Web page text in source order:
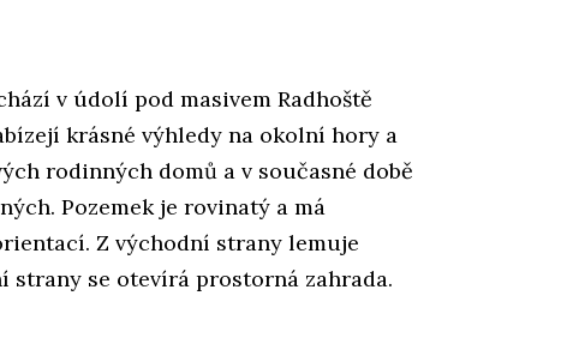
v údolí pod masivem Radhoště
krásné výhledy na okolní hory a
rodinných domů a v současné době
Pozemek je rovinatý a má
Z východní strany lemuje
strany se otevírá prostorná zahrada.